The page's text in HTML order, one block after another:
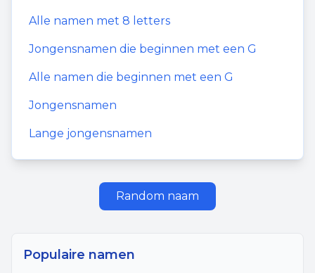
Alle namen met 8 letters
Jongensnamen die beginnen met een G
Alle namen die beginnen met een G
Jongensnamen
Lange jongensnamen
Random naam
Populaire namen